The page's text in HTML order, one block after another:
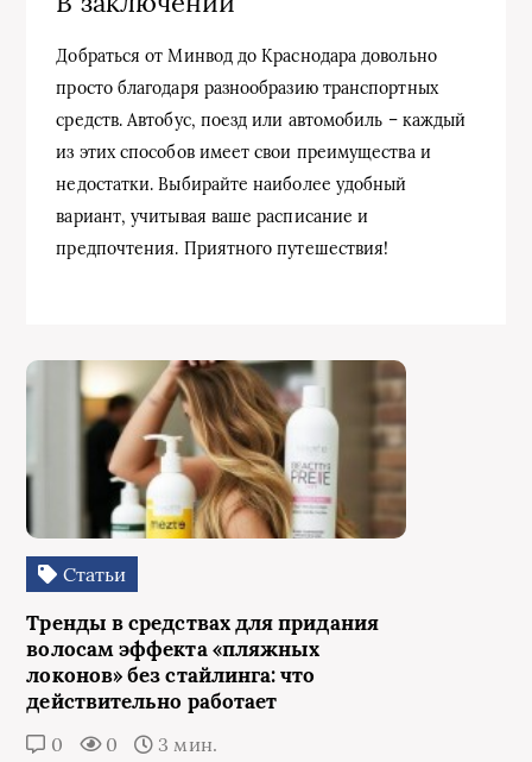
Добраться от Минвод до Краснодара довольно
просто благодаря разнообразию транспортных
средств. Автобус, поезд или автомобиль – каждый
из этих способов имеет свои преимущества и
недостатки. Выбирайте наиболее удобный
вариант, учитывая ваше расписание и
предпочтения. Приятного путешествия!
Статьи
Тренды в средствах для придания
волосам эффекта «пляжных
локонов» без стайлинга: что
действительно работает
0 0 3 мин.